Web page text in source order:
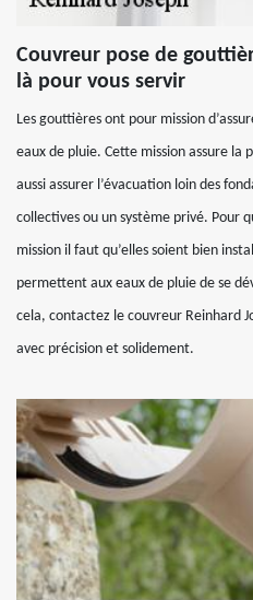
Couvreur pose de
là pour vous servir
Les gouttières ont pour mission
eaux de pluie. Cette mission assure
aussi assurer l’évacuation loin des
collectives ou un système privé. Pour
mission il faut qu’elles soient bien
permettent aux eaux de pluie de se
cela, contactez le couvreur Reinhard
avec précision et solidement.